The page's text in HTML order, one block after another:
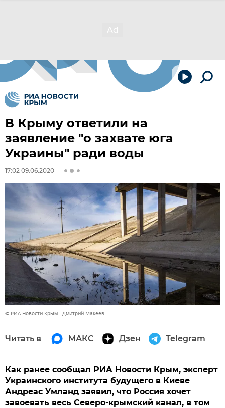
В Крыму ответили на
заявление "о захвате юга
Украины" ради воды
17:02 09.06.2020
© РИА Новости Крым . Дмитрий Макеев
Читать в МАКС Дзен Telegram
Как ранее сообщал РИА Новости Крым, эксперт
Украинского института будущего в Киеве
Андреас Умланд заявил, что Россия хочет
завоевать весь Северо-крымский канал, в том